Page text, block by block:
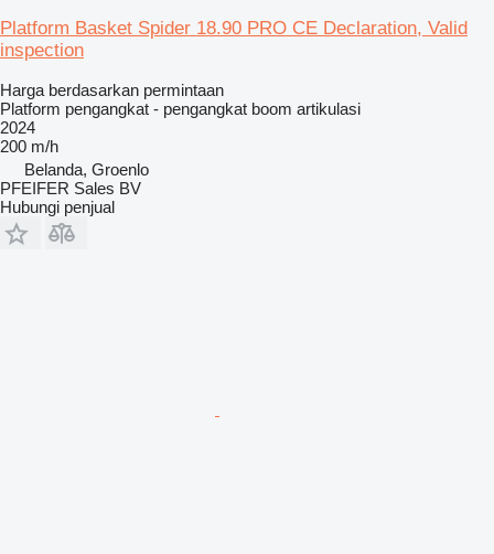
Platform Basket Spider 18.90 PRO CE Declaration, Valid
inspection
Harga berdasarkan permintaan
Platform pengangkat - pengangkat boom artikulasi
2024
200 m/h
Belanda, Groenlo
PFEIFER Sales BV
Hubungi penjual